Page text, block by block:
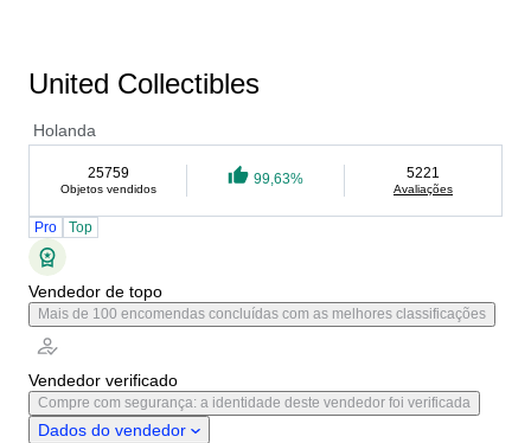
United Collectibles
Holanda
25759
Objetos vendidos
99,63% 5221
Avaliações
Pro Top
Vendedor de topo
Mais de 100 encomendas concluídas com as melhores classificações
Vendedor verificado
Compre com segurança: a identidade deste vendedor foi verificada
Dados do vendedor